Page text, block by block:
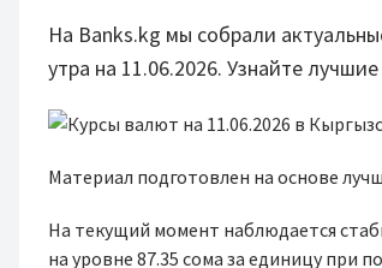
На Banks.kg мы собрали
утра на 11.06.2026. Узнайте
Материал подготовлен на основе
На текущий момент наблюдается
на уровне 87.35 сома за единицу при